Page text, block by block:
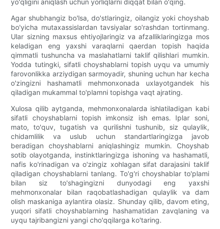
yo'qligini aniqlash uchun yorliqlarni diqqat bilan o'qing.
Agar shubhangiz bo'lsa, do'stlaringiz, oilangiz yoki choyshab
bo'yicha mutaxassislardan tavsiyalar so'rashdan tortinmang.
Ular sizning maxsus ehtiyojlaringiz va afzalliklaringizga mos
keladigan eng yaxshi varaqlarni qaerdan topish haqida
qimmatli tushuncha va maslahatlarni taklif qilishlari mumkin.
Yodda tutingki, sifatli choyshablarni topish uyqu va umumiy
farovonlikka arziydigan sarmoyadir, shuning uchun har kecha
o'zingizni hashamatli mehmonxonada uxlayotgandek his
qiladigan mukammal to'plamni topishga vaqt ajrating.
Xulosa qilib aytganda, mehmonxonalarda ishlatiladigan kabi
sifatli choyshablarni topish imkonsiz ish emas. Iplar soni,
mato, to'quv, tugatish va qurilishni tushunib, siz qulaylik,
chidamlilik va uslub uchun standartlaringizga javob
beradigan choyshablarni aniqlashingiz mumkin. Choyshab
sotib olayotganda, instinktlaringizga ishoning va hashamatli,
nafis ko'rinadigan va o'zingiz xohlagan sifat darajasini taklif
qiladigan choyshablarni tanlang. To'g'ri choyshablar to'plami
bilan siz to'shagingizni dunyodagi eng yaxshi
mehmonxonalar bilan raqobatlashadigan qulaylik va dam
olish maskaniga aylantira olasiz. Shunday qilib, davom eting,
yuqori sifatli choyshablarning hashamatidan zavqlaning va
uyqu tajribangizni yangi cho'qqilarga ko'taring.